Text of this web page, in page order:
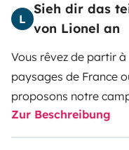
L
Sieh dir das
von Lionel an
Vous rêvez de partir
paysages de France
proposons notre
répondre à vos
les commodités
Zur Beschreibung